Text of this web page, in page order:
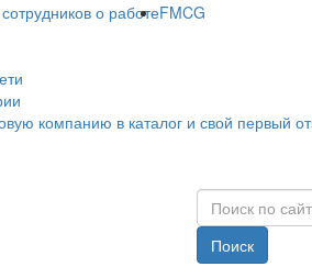
о работеFMCG
компанию в каталог и свой первый
Поиск